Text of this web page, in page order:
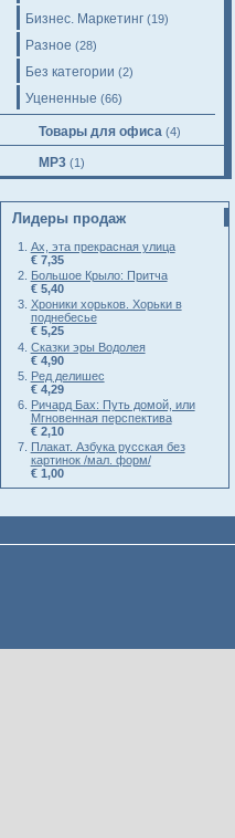
Бизнес. Маркетинг (19)
Разное (28)
Без категории (2)
Уцененные (66)
Товары для офиса (4)
MP3 (1)
Лидеры продаж
Ах, эта прекрасная улица
€ 7,35
Большое Крыло: Притча
€ 5,40
Хроники хорьков. Хорьки в
поднебесье
€ 5,25
Сказки эры Водолея
€ 4,90
Ред делишес
€ 4,29
Ричард Бах: Путь домой, или
Мгновенная перспектива
€ 2,10
Плакат. Азбука русская без
картинок /мал. форм/
€ 1,00